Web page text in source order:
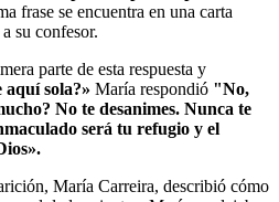
frase se encuentra en una carta
su confesor.
parte de esta respuesta y
aquí sola?» María respondió "No,
No te desanimes. Nunca te
será tu refugio y el
María Carreira, describió cómo